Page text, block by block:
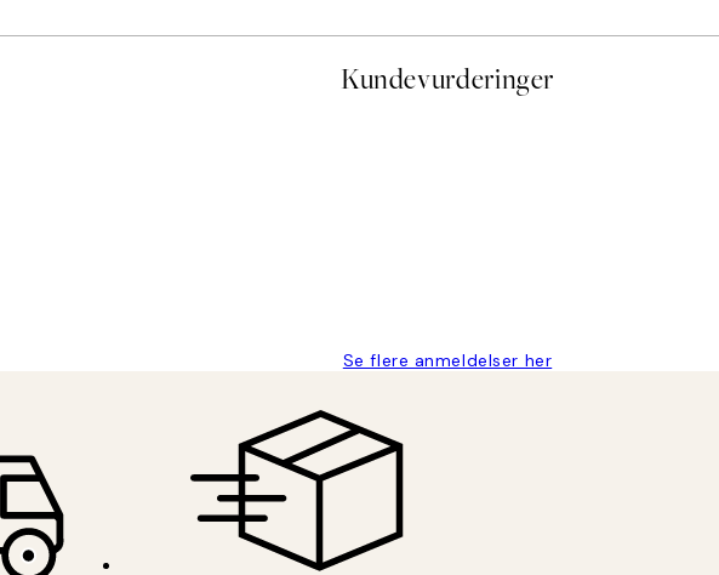
Kundevurderinger
Se flere anmeldelser her